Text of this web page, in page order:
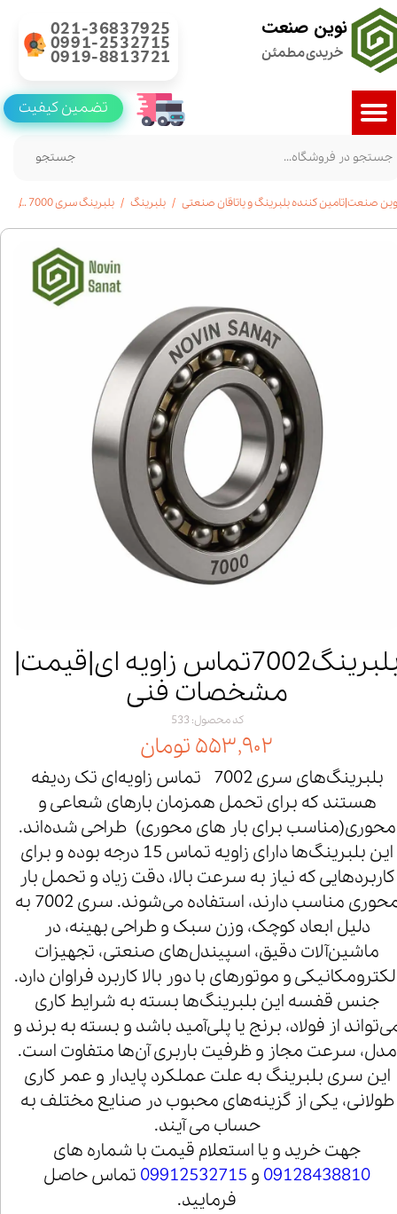
نوین صنعت
خریدی مطمئن
021-36837925
0991-2532715
0919-8813721
جستجو
تضمین کیفیت
صنعت|تامین کننده بلبرینگ و یاتاقان صنعتی بلبرینگ بلبرینگ سری 7000
بلبرینگ7002تماس زاویه ای|قیمت|
مشخصات فنی
کد محصول: 533
۵۵۳,۹۰۲ تومان
بلبرینگ‌های سری 7002 تماس زاویه‌ای تک ردیفه
هستند که برای تحمل همزمان بارهای شعاعی و
محوری(مناسب برای بار های محوری) طراحی شده‌اند.
این بلبرینگ‌ها دارای زاویه تماس 15 درجه بوده و برای
کاربردهایی که نیاز به سرعت بالا، دقت زیاد و تحمل بار
محوری مناسب دارند، استفاده می‌شوند. سری 7002 به
دلیل ابعاد کوچک، وزن سبک و طراحی بهینه، در
ماشین‌آلات دقیق، اسپیندل‌های صنعتی، تجهیزات
و موتورهای با دور بالا کاربرد فراوان دارد.
جنس قفسه این بلبرینگ‌ها بسته به شرایط کاری
از فولاد، برنج یا پلی‌آمید باشد و بسته به برند و
مدل، سرعت مجاز و ظرفیت باربری آن‌ها متفاوت است.
این سری بلبرینگ به علت عملکرد پایدار و عمر کاری
طولانی، یکی از گزینه‌های محبوب در صنایع مختلف به
حساب می آیند.
جهت خرید و یا استعلام قیمت با شماره های
09128438810 و 09912532715 تماس حاصل
فرمایید.